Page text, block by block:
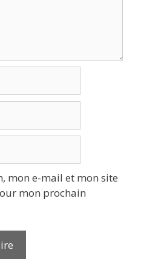
mon e-mail et mon site
mon prochain